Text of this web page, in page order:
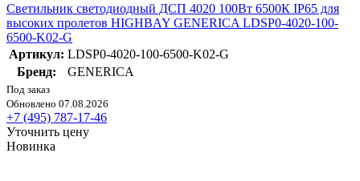
Светильник светодиодный ДСП 4020 100Вт 6500К IP65 для
высоких пролетов HIGHBAY GENERICA LDSP0-4020-100-
6500-K02-G
Артикул: LDSP0-4020-100-6500-K02-G
Бренд:
GENERICA
Под заказ
Обновлено 07.08.2026
+7 (495) 787-17-46
Уточнить цену
Новинка